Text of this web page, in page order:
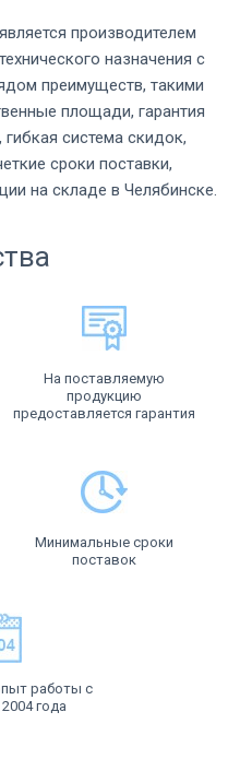
производителем
назначения с
преимуществ, такими
площади, гарантия
система скидок,
сроки поставки,
на складе в Челябинске.
На поставляемую
продукцию
предоставляется гарантия
Минимальные сроки
поставок
работы с
года